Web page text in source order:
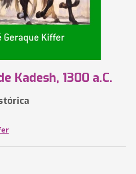
Kadesh, 1300 a.C.